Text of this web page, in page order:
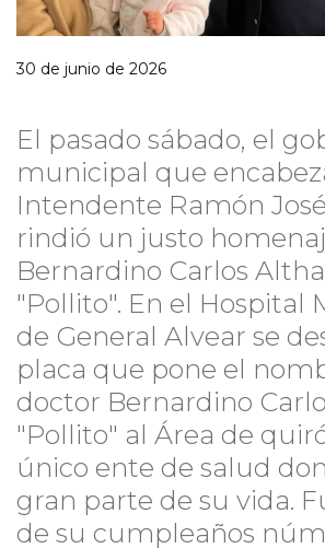
30 de junio de 2026
El pasado sábado, el
municipal que
Intendente Ramón
rindió un justo
Bernardino Carlos
"Pollito". En el Hospital
de General Alvear se
placa que pone el
doctor Bernardino
"Pollito" al Área de
único ente de salud
gran parte de su vida.
de su cumpleaños